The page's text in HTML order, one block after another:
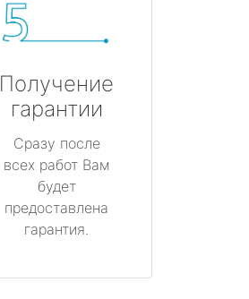
Получение
гарантии
Сразу после
всех работ Вам
будет
предоставлена
гарантия.